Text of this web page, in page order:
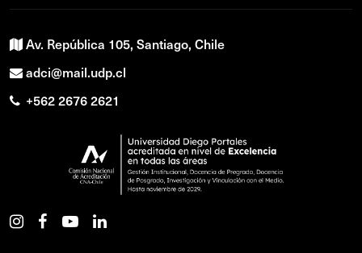
Av. República 105, Santiago, Chile
adci@mail.udp.cl
+562 2676 2621